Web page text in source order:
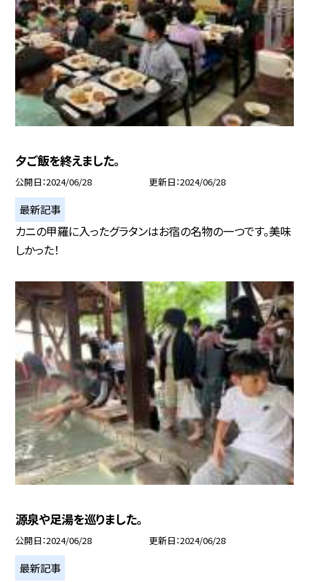
夕ご飯を終えました。
公開日 2024/06/28 更新日 2024/06/28
最新記事
カニの甲羅に入ったグラタンはお宿の名物の一つです。美味
しかった！
源泉や足湯を巡りました。
公開日 2024/06/28 更新日 2024/06/28
最新記事